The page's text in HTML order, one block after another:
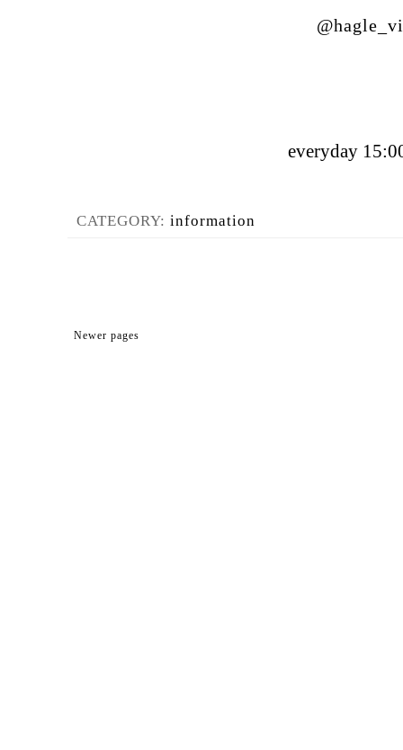
everyday
CATEGORY: information
Newer pages